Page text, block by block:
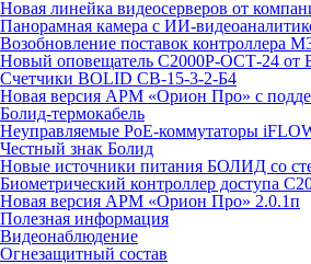
Новая линейка видеосерверов от
Панорамная камера с ИИ-
Возобновление поставок контроллера
Новый оповещатель С2000Р-ОСТ-24
Счетчики BOLID СВ-15-3-2-Б4
Новая версия АРМ «Орион Про» с
Болид-термокабель
Неуправляемые PoE-коммутаторы
Честный знак Болид
Новые источники питания БОЛИД со
Биометрический контроллер доступа
Новая версия АРМ «Орион Про» 2.0.1п
Полезная информация
Видеонаблюдение
Огнезащитный состав